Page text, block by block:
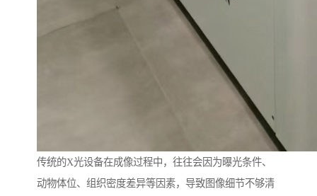
传统的X光设备在成像过程中，往往会因为曝光条件、
动物体位、组织密度差异等因素，导致图像细节不够清